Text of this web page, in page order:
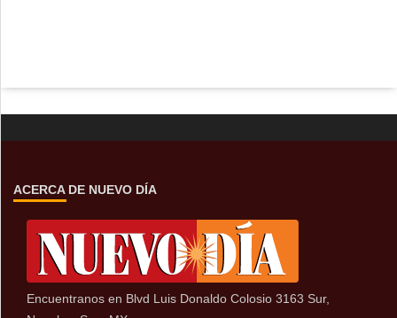
ACERCA DE NUEVO DÍA
Encuentranos en Blvd Luis Donaldo Colosio 3163 Sur,